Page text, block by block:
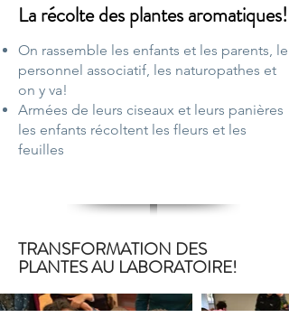
La récolte des plantes aromatiques!
On rassemble les enfants et les parents, le
personnel associatif, les naturopathes et
on y va!
Armées de leurs ciseaux et leurs panières
les enfants récoltent les fleurs et les
feuilles
TRANSFORMATION DES
PLANTES AU LABORATOIRE!